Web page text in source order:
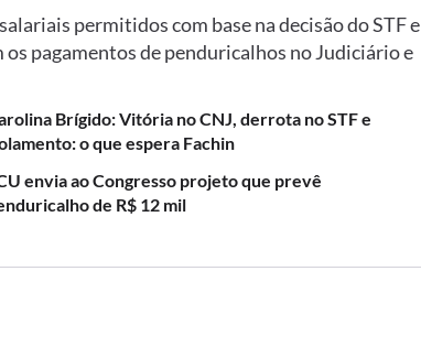
permitidos com base na decisão do STF e
pagamentos de penduricalhos no Judiciário e
Brígido: Vitória no CNJ, derrota no STF e
o que espera Fachin
envia ao Congresso projeto que prevê
de R$ 12 mil